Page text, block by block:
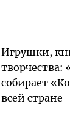
Игрушки,
творчества:
собирает
всей стране